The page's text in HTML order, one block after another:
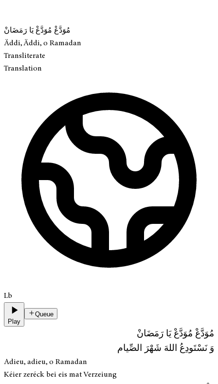
مُوَدَّعْ مُوَدَّعْ يَا رَمَضَانْ
Äddi, Äddi, o Ramadan
Transliterate
Translation
Lb
Play
Queue
مُوَدَّعْ مُوَدَّعْ يَا رَمَضَانْ
وَ نَسْتَودِعُ اللهَ شَهْرَ الصِّيام
Adieu, adieu, o Ramadan
Kéier zeréck bei eis mat Verzeiung